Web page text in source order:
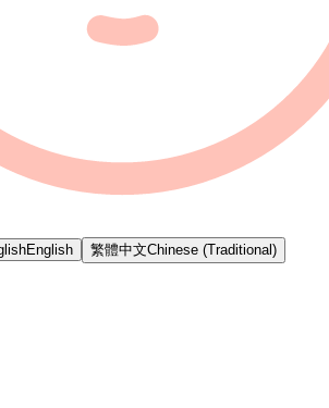
English 繁體中文Chinese (Traditional)